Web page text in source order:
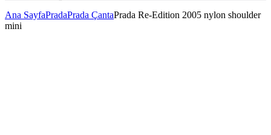
Ana SayfaPradaPrada ÇantaPrada Re-Edition 2005 nylon shoulder
mini